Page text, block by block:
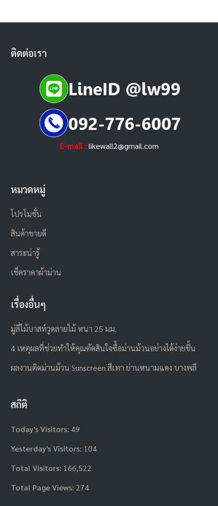
ติดต่อเรา
E-mail : likewall2@gmail.com
หมวดหมู่
โปรโมชั่น
สินค้าขายดี
สาระน่ารู้
เช็คราคาผ้าม่าน
เรื่องอื่นๆ
มู่ลี่ไม้บาสท์วูดลายไม้ หนา 25 มม.
4 เหตุผลที่ช่วยทำให้คุณตัดสินใจซื้อม่านม้วนอย่างได้ง่ายขึ้น
ผลงานติดม่านม้วน Sunscreen สีเทา ย่านหนามแดง บางพลี
สถิติ
Today's Visitors: 49
Yesterday's Visitors: 104
Total Visitors: 166,522
Total Page Views: 274